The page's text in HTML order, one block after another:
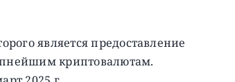
является предоставление
криптовалютам.